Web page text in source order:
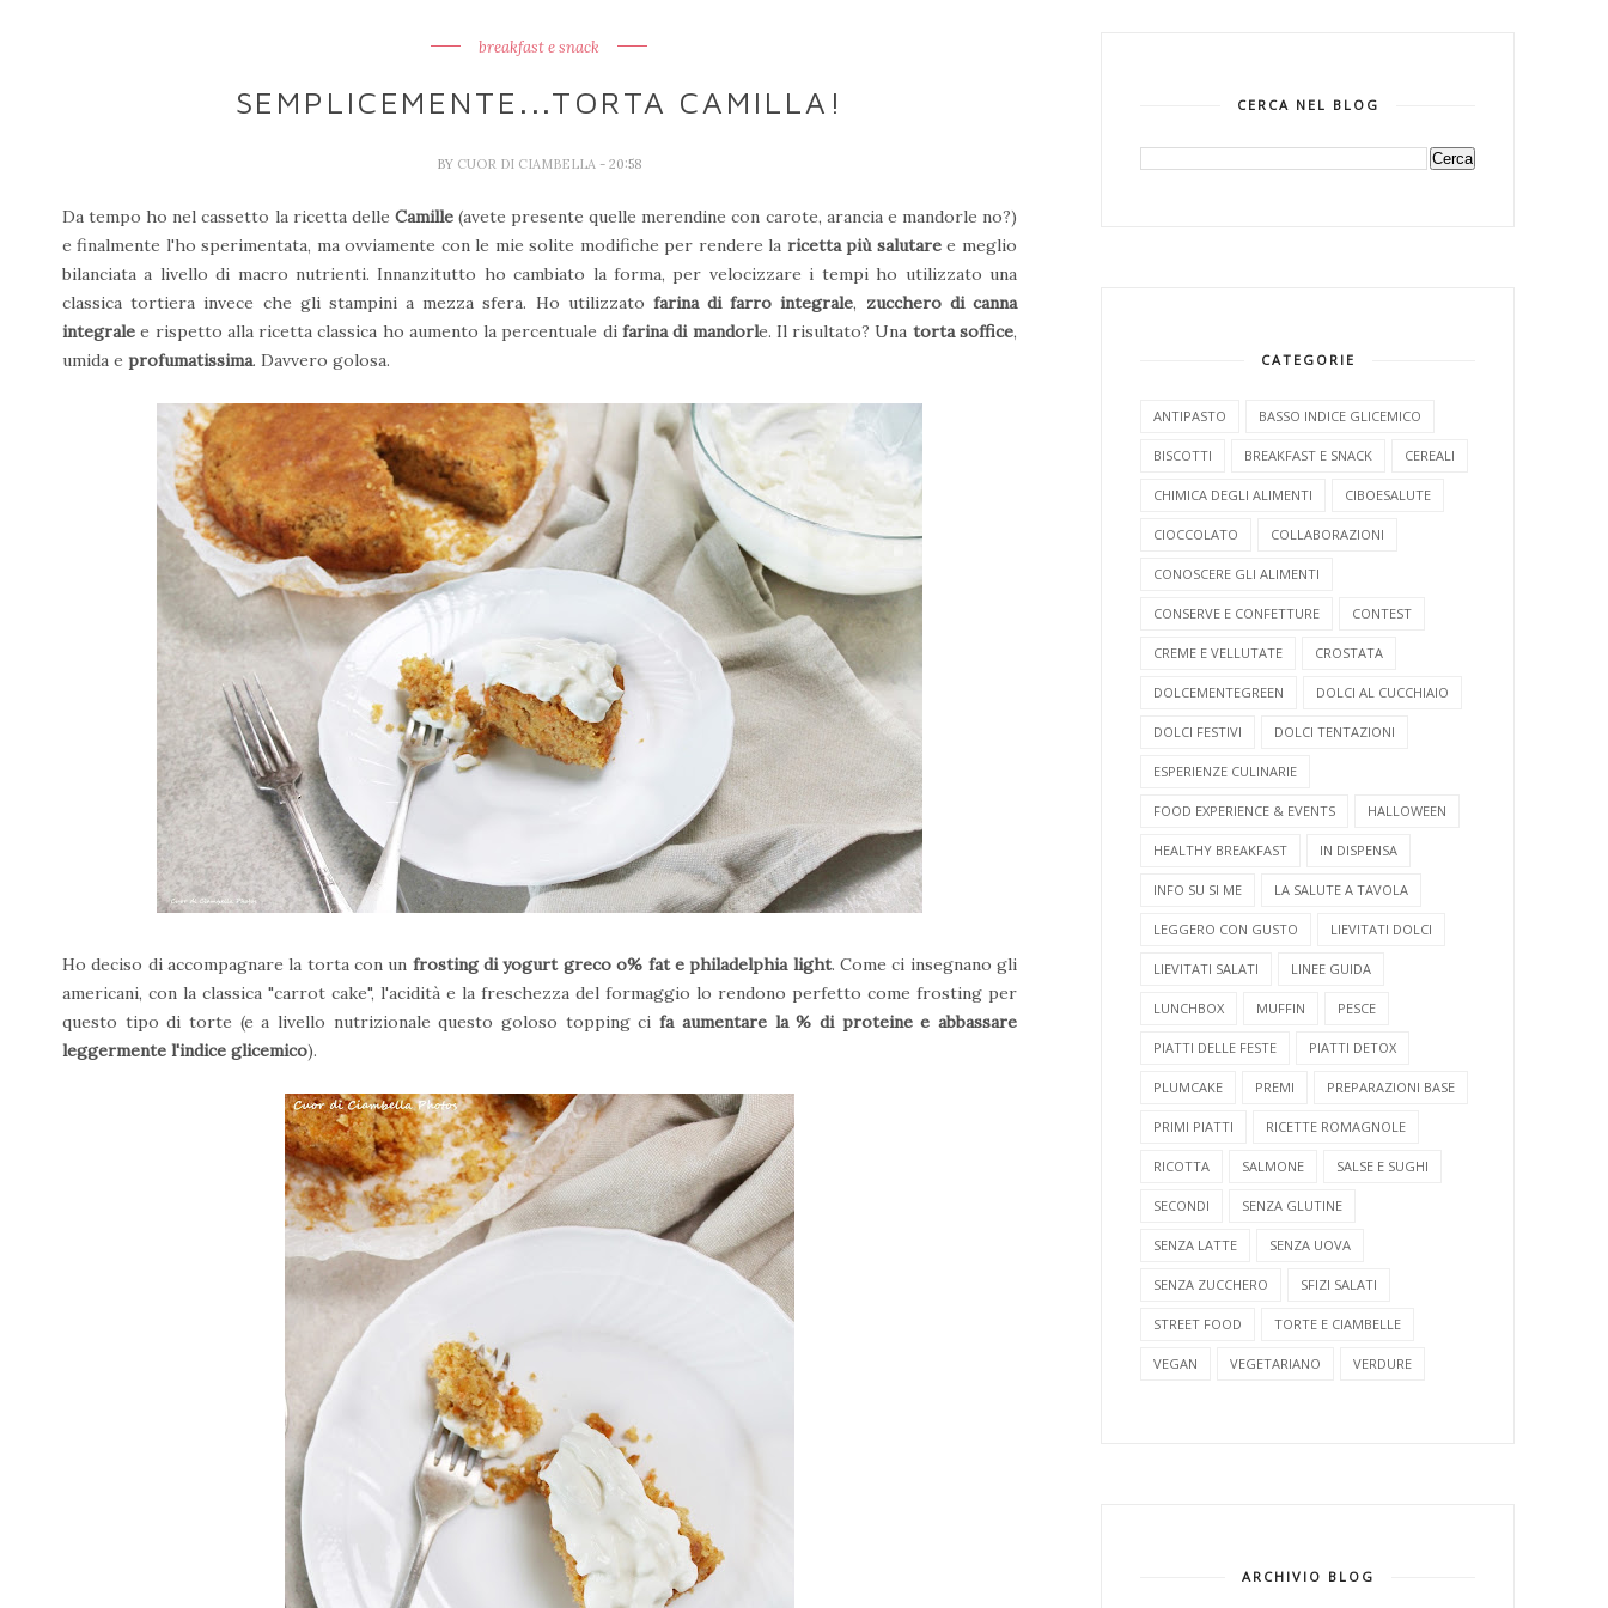
breakfast e snack
SEMPLICEMENTE...TORTA CAMILLA!
BY CUOR DI CIAMBELLA - 20:58
Da tempo ho nel cassetto la ricetta delle Camille(avete presente quelle merendine con carote, arancia e mandorle no?)
e finalmente l'ho sperimentata, ma ovviamente con le mie solite modifiche per rendere la ricetta più salutaree meglio
bilanciata a livello di macro nutrienti. Innanzitutto ho cambiato la forma, per velocizzare i tempi ho utilizzato una
classica tortiera invece che gli stampini a mezza sfera. Ho utilizzato farina di farro integrale, zucchero di canna
integrale e rispetto alla ricetta classica ho aumento la percentuale difarina di mandorle. Il risultato? Una torta soffice,
umida e profumatissima. Davvero golosa.
Ho deciso di accompagnare la torta con un frosting di yogurt greco o% fat e philadelphia light. Come ci insegnano gli
americani, con la classica "carrot cake", l'acidità e la freschezza del formaggio lo rendono perfetto come frosting per
questo tipo di torte (e a livello nutrizionale questo goloso topping cifa aumentare la % di proteine e abbassare
leggermente l'indice glicemico).
CERCA NEL BLOG
CATEGORIE
ANTIPASTO BASSO INDICE GLICEMICO
BISCOTTI BREAKFAST E SNACK CEREALI
CHIMICA DEGLI ALIMENTI CIBOESALUTE
CIOCCOLATO COLLABORAZIONI
CONOSCERE GLI ALIMENTI
CONSERVE E CONFETTURE CONTEST
CREME E VELLUTATE CROSTATA
DOLCEMENTEGREEN DOLCI AL CUCCHIAIO
DOLCI FESTIVI DOLCI TENTAZIONI
ESPERIENZE CULINARIE
FOOD EXPERIENCE & EVENTS HALLOWEEN
HEALTHY BREAKFAST IN DISPENSA
INFO SU SI ME LA SALUTE A TAVOLA
LEGGERO CON GUSTO LIEVITATI DOLCI
LIEVITATI SALATI LINEE GUIDA
LUNCHBOX MUFFIN PESCE
PIATTI DELLE FESTE PIATTI DETOX
PLUMCAKE PREMI PREPARAZIONI BASE
PRIMI PIATTI RICETTE ROMAGNOLE
RICOTTA SALMONE SALSE E SUGHI
SECONDI SENZA GLUTINE
SENZA LATTE SENZA UOVA
SENZA ZUCCHERO SFIZI SALATI
STREET FOOD TORTE E CIAMBELLE
VEGAN VEGETARIANO VERDURE
ARCHIVIO BLOG